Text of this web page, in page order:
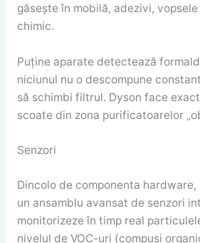
găsește în mobilă, adezivi,
chimic.
Puține aparate detectează
niciunul nu o descompune
să schimbi filtrul. Dyson face
scoate din zona purificatoarelor
Senzori
Dincolo de componenta
un ansamblu avansat de senzori
monitorizeze în timp real
nivelul de VOC-uri (compuși